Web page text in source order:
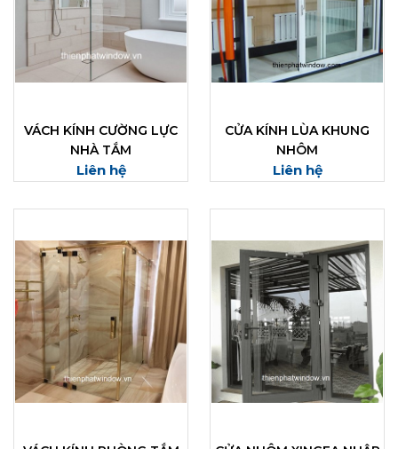
VÁCH KÍNH CƯỜNG LỰC
NHÀ TẮM
Liên hệ
CỬA KÍNH LÙA KHUNG
NHÔM
Liên hệ